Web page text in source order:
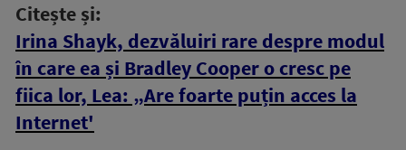
Citește și:
Irina Shayk, dezvăluiri rare despre modul
în care ea și Bradley Cooper o cresc pe
fiica lor, Lea: „Are foarte puțin acces la
Internet'